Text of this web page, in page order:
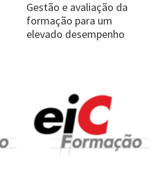
Gestão e avaliação da
formação para um
elevado desempenho